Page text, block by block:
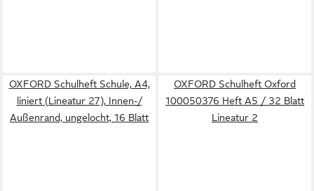
OXFORD Schulheft Schule, A4,
liniert (Lineatur 27), Innen-/
Außenrand, ungelocht, 16 Blatt
OXFORD Schulheft Oxford
100050376 Heft A5 / 32 Blatt
Lineatur 2